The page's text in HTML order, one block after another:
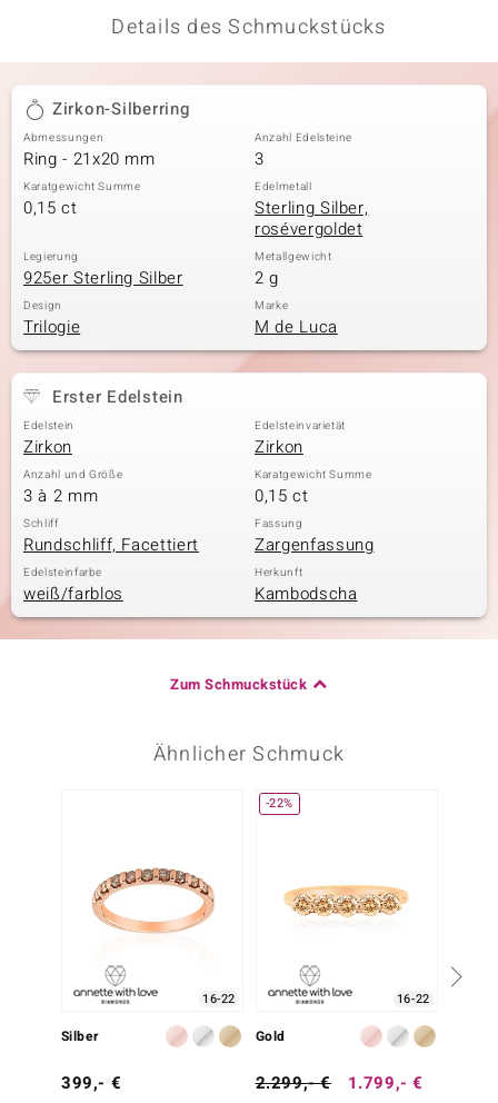
Details des Schmuckstücks
Zirkon-Silberring
Abmessungen
Ring - 21x20 mm
Anzahl Edelsteine
3
Karatgewicht Summe
0,15 ct
Edelmetall
Sterling Silber,
rosévergoldet
Legierung
925er Sterling Silber
Metallgewicht
2 g
Design
Trilogie
Marke
M de Luca
Erster Edelstein
Edelstein
Zirkon
Edelsteinvarietät
Zirkon
Anzahl und Größe
3 à 2 mm
Karatgewicht Summe
0,15 ct
Schliff
Rundschliff, Facettiert
Fassung
Zargenfassung
Edelsteinfarbe
weiß/farblos
Herkunft
Kambodscha
Zum Schmuckstück
Ähnlicher Schmuck
16-22
Silber
399,- €
-22%
16-22
Gold
2.299,- € 1.799,- €